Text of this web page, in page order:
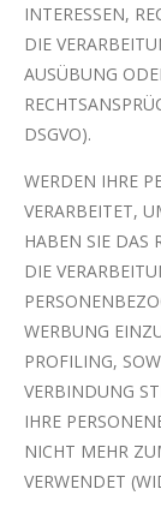
INTERESSEN,
DIE
AUSÜBUNG
DSGVO).
WERDEN IHRE
VERARBEITET,
HABEN SIE DAS
DIE
WERBUNG
PROFILING,
VERBINDUNG
IHRE
NICHT MEHR
VERWENDET